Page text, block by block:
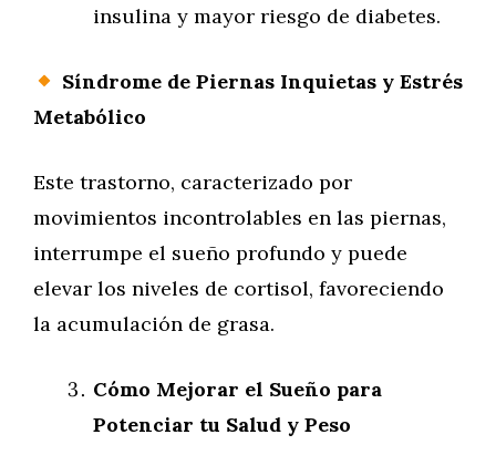
insulina y mayor riesgo de diabetes.
Síndrome de Piernas Inquietas y Estrés
Metabólico
Este trastorno, caracterizado por
movimientos incontrolables en las piernas,
interrumpe el sueño profundo y puede
elevar los niveles de cortisol, favoreciendo
la acumulación de grasa.
Cómo Mejorar el Sueño para
Potenciar tu Salud y Peso